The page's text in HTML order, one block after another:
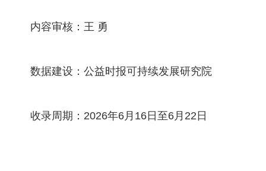
内容审核：王 勇
数据建设：公益时报可持续发展研究院
收录周期：2026年6月16日至6月22日